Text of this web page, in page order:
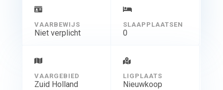
VAARBEWIJS
Niet verplicht
SLAAPPLAATSEN
0
VAARGEBIED
Zuid Holland
LIGPLAATS
Nieuwkoop